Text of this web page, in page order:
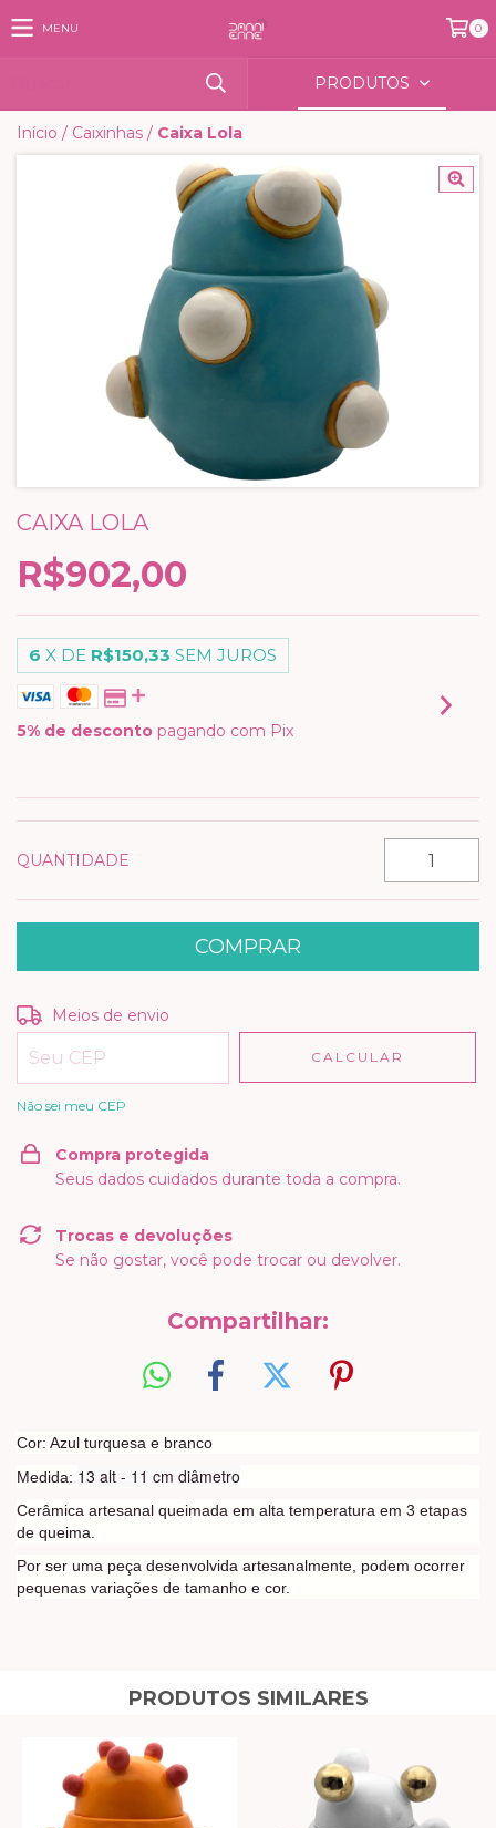
MENU 0
PRODUTOS
Início / Caixinhas / Caixa Lola
CAIXA LOLA
R$902,00
6 X DE R$150,33 SEM JUROS
5% de desconto pagando com Pix
QUANTIDADE
Entregas para o CEP:
Meios de envio
CALCULAR
Não sei meu CEP
Compra protegida
Seus dados cuidados durante toda a compra.
Trocas e devoluções
Se não gostar, você pode trocar ou devolver.
Compartilhar:
Cor: Azul turquesa e branco
Medida: 13 alt - 11 cm diâmetro
Cerâmica artesanal queimada em alta temperatura em 3 etapas
de queima.
Por ser uma peça desenvolvida artesanalmente, podem ocorrer
pequenas variações de tamanho e cor.
PRODUTOS SIMILARES